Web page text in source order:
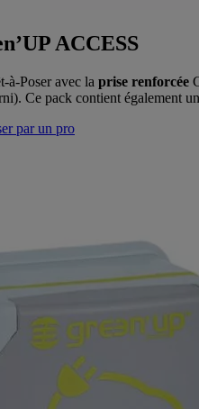
ACCESS
à-Poser avec la prise renforcée
Ce pack contient également
par un pro